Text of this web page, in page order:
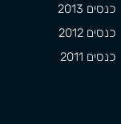
כנסים 2013
כנסים 2012
כנסים 2011